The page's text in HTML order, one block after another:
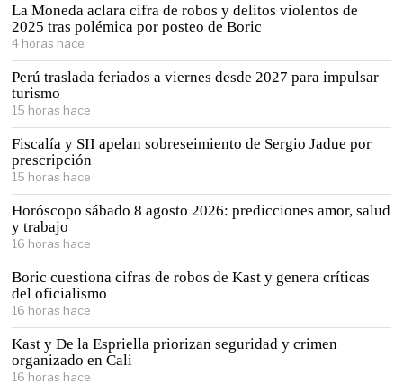
La Moneda aclara cifra de robos y delitos violentos de
2025 tras polémica por posteo de Boric
4 horas hace
Perú traslada feriados a viernes desde 2027 para impulsar
turismo
15 horas hace
Fiscalía y SII apelan sobreseimiento de Sergio Jadue por
prescripción
15 horas hace
Horóscopo sábado 8 agosto 2026: predicciones amor, salud
y trabajo
16 horas hace
Boric cuestiona cifras de robos de Kast y genera críticas
del oficialismo
16 horas hace
Kast y De la Espriella priorizan seguridad y crimen
organizado en Cali
16 horas hace